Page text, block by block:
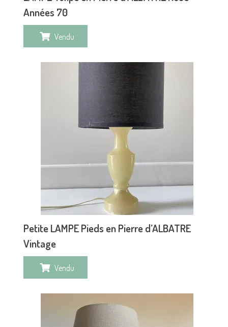
Années 70
Vendu
Petite LAMPE Pieds en Pierre d’ALBATRE
Vintage
Vendu